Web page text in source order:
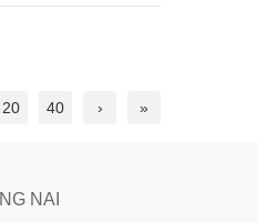
20 40 › »
NAI